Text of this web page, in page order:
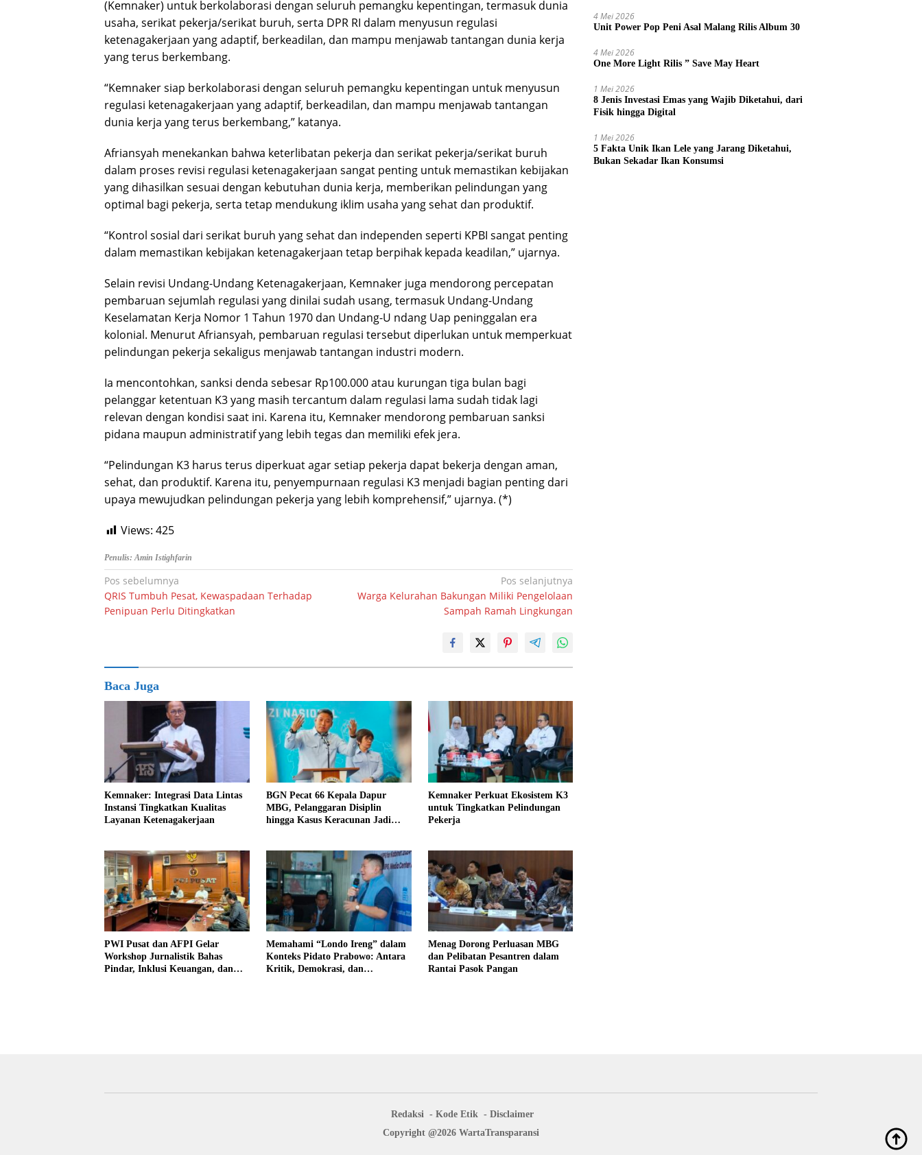
(Kemnaker) untuk berkolaborasi dengan seluruh pemangku kepentingan, termasuk dunia
usaha, serikat pekerja/serikat buruh, serta DPR RI dalam menyusun regulasi
ketenagakerjaan yang adaptif, berkeadilan, dan mampu menjawab tantangan dunia kerja
yang terus berkembang.
“Kemnaker siap berkolaborasi dengan seluruh pemangku kepentingan untuk menyusun
regulasi ketenagakerjaan yang adaptif, berkeadilan, dan mampu menjawab tantangan
dunia kerja yang terus berkembang,” katanya.
Afriansyah menekankan bahwa keterlibatan pekerja dan serikat pekerja/serikat buruh
dalam proses revisi regulasi ketenagakerjaan sangat penting untuk memastikan kebijakan
yang dihasilkan sesuai dengan kebutuhan dunia kerja, memberikan pelindungan yang
optimal bagi pekerja, serta tetap mendukung iklim usaha yang sehat dan produktif.
“Kontrol sosial dari serikat buruh yang sehat dan independen seperti KPBI sangat penting
dalam memastikan kebijakan ketenagakerjaan tetap berpihak kepada keadilan,” ujarnya.
Selain revisi Undang-Undang Ketenagakerjaan, Kemnaker juga mendorong percepatan
pembaruan sejumlah regulasi yang dinilai sudah usang, termasuk Undang-Undang
Keselamatan Kerja Nomor 1 Tahun 1970 dan Undang-U ndang Uap peninggalan era
kolonial. Menurut Afriansyah, pembaruan regulasi tersebut diperlukan untuk memperkuat
pelindungan pekerja sekaligus menjawab tantangan industri modern.
Ia mencontohkan, sanksi denda sebesar Rp100.000 atau kurungan tiga bulan bagi
pelanggar ketentuan K3 yang masih tercantum dalam regulasi lama sudah tidak lagi
relevan dengan kondisi saat ini. Karena itu, Kemnaker mendorong pembaruan sanksi
pidana maupun administratif yang lebih tegas dan memiliki efek jera.
“Pelindungan K3 harus terus diperkuat agar setiap pekerja dapat bekerja dengan aman,
sehat, dan produktif. Karena itu, penyempurnaan regulasi K3 menjadi bagian penting dari
upaya mewujudkan pelindungan pekerja yang lebih komprehensif,” ujarnya. (*)
Views: 425
Penulis: Amin Istighfarin
Navigasi
pos
Pos sebelumnya
QRIS Tumbuh Pesat, Kewaspadaan Terhadap
Penipuan Perlu Ditingkatkan
Pos selanjutnya
Warga Kelurahan Bakungan Miliki Pengelolaan
Sampah Ramah Lingkungan
Baca Juga
Kemnaker: Integrasi Data Lintas
Instansi Tingkatkan Kualitas
Layanan Ketenagakerjaan
BGN Pecat 66 Kepala Dapur
MBG, Pelanggaran Disiplin
hingga Kasus Keracunan Jadi
Kemnaker Perkuat Ekosistem K3
untuk Tingkatkan Pelindungan
Pekerja
PWI Pusat dan AFPI Gelar
Workshop Jurnalistik Bahas
Pindar, Inklusi Keuangan, dan
Memahami “Londo Ireng” dalam
Konteks Pidato Prabowo: Antara
Kritik, Demokrasi, dan
Menag Dorong Perluasan MBG
dan Pelibatan Pesantren dalam
Rantai Pasok Pangan
4 Mei 2026
Unit Power Pop Peni Asal Malang Rilis Album 30
4 Mei 2026
One More Light Rilis ” Save May Heart
1 Mei 2026
8 Jenis Investasi Emas yang Wajib Diketahui, dari
Fisik hingga Digital
1 Mei 2026
5 Fakta Unik Ikan Lele yang Jarang Diketahui,
Bukan Sekadar Ikan Konsumsi
Redaksi Kode Etik
Disclaimer
Copyright @2026 WartaTransparansi